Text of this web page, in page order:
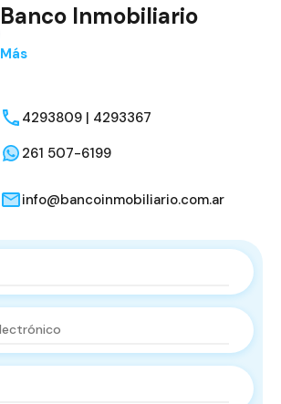
Banco Inmobiliario
Más
4293809 | 4293367
261 507-6199
info@bancoinmobiliario.com.ar